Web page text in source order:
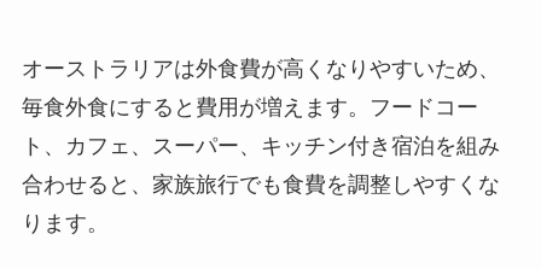
オーストラリアは外食費が高くなりやすいため、
毎食外食にすると費用が増えます。フードコー
ト、カフェ、スーパー、キッチン付き宿泊を組み
合わせると、家族旅行でも食費を調整しやすくな
ります。